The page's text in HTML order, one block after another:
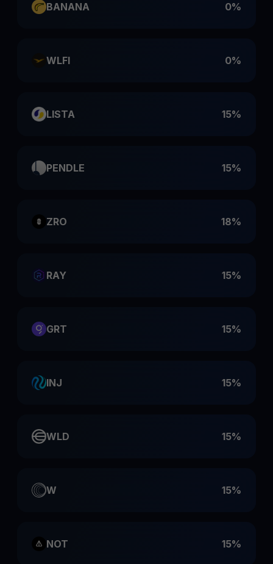
BANANA 0%
WLFI 0%
LISTA 15%
PENDLE 15%
ZRO 18%
RAY 15%
GRT 15%
INJ 15%
WLD 15%
W 15%
NOT 15%